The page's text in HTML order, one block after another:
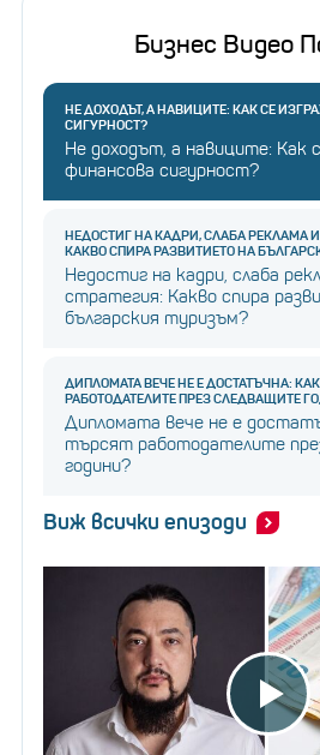
Бизнес Видео
НЕ ДОХОДЪТ, А НАВИЦИТЕ: КАК СЕ
СИГУРНОСТ?
Не доходът, а навиците: Как
финансова сигурност?
НЕДОСТИГ НА КАДРИ, СЛАБА РЕКЛАМА
КАКВО СПИРА РАЗВИТИЕТО НА
Недостиг на кадри, слаба
стратегия: Какво спира
българския туризъм?
ДИПЛОМАТА ВЕЧЕ НЕ Е ДОСТАТЪЧНА:
РАБОТОДАТЕЛИТЕ ПРЕЗ СЛЕДВАЩИТЕ
Дипломата вече не е
търсят работодателите
години?
Виж всички епизоди